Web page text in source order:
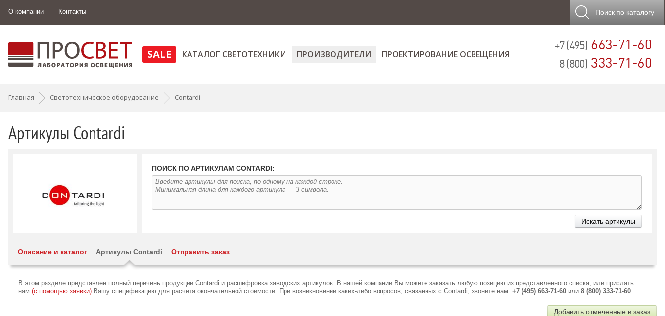
О компании Контакты Поиск по каталогу
+7 (495) 663-71-60
8 (800) 333-71-60
SALE КАТАЛОГ СВЕТОТЕХНИКИ ПРОИЗВОДИТЕЛИ ПРОЕКТИРОВАНИЕ ОСВЕЩЕНИЯ
Главная Светотехническое оборудование Contardi
Артикулы Contardi
ПОИСК ПО АРТИКУЛАМ CONTARDI:
Описание и каталог Артикулы Contardi Отправить заказ
В этом разделе представлен полный перечень продукции Contardi и расшифровка заводских артикулов. В нашей компании Вы можете заказать любую позицию из представленного списка, или прислать
нам (с помощью заявки) Вашу спецификацию для расчета окончательной стоимости. При возникновении каких-либо вопросов, связанных с Contardi, звоните нам: +7 (495) 663-71-60 или 8 (800) 333-71-60.
Добавить отмеченные в заказ